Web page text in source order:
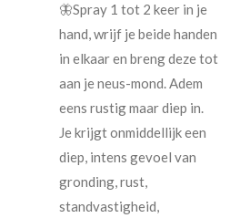
🦋Spray 1 tot 2 keer in je
hand, wrijf je beide handen
in elkaar en breng deze tot
aan je neus-mond. Adem
eens rustig maar diep in.
Je krijgt onmiddellijk een
diep, intens gevoel van
gronding, rust,
standvastigheid,